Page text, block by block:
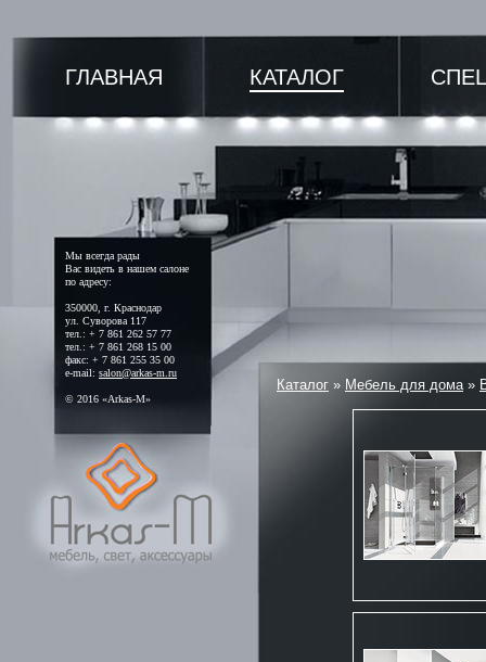
Мы всегда рады
Вас видеть в нашем салоне
по адресу:
350000, г. Краснодар
ул. Суворова 117
тел.: + 7 861 262 57 77
тел.: + 7 861 268 15 00
факс: + 7 861 255 35 00
e-mail: salon@arkas-m.ru
© 2016 «Arkas-M»
ГЛАВНАЯ КАТАЛОГ
Каталог » Мебель для дома»